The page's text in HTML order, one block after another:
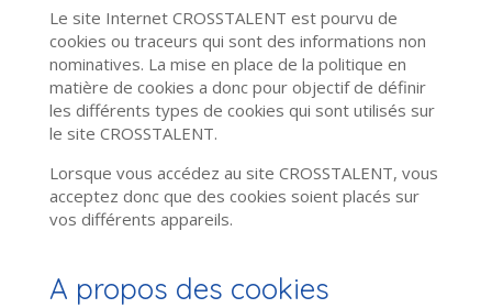
Le site Internet CROSSTALENT est pourvu de
cookies ou traceurs qui sont des informations non
nominatives. La mise en place de la politique en
matière de cookies a donc pour objectif de définir
les différents types de cookies qui sont utilisés sur
le site CROSSTALENT.
Lorsque vous accédez au site CROSSTALENT, vous
acceptez donc que des cookies soient placés sur
vos différents appareils.
A propos des cookies